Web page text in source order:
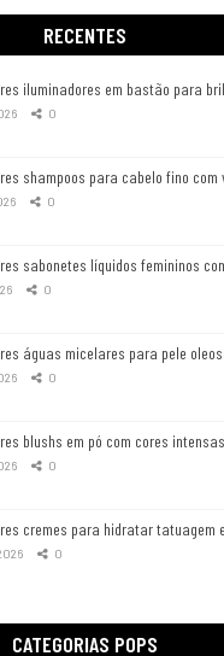
RECENTES
iluminadores em bastão para
0
shampoos para cabelo fino com
0
sabonetes líquidos femininos
0
águas micelares para pele
0
blushs em pó com cores
0
cremes para hidratar tatuagem
0
CATEGORIAS POPS